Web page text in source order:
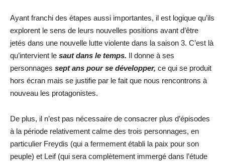
Ayant franchi des étapes aussi importantes, il est logique qu’ils
explorent le sens de leurs nouvelles positions avant d’être
jetés dans une nouvelle lutte violente dans la saison 3. C’est là
qu’intervient le saut dans le temps. Il donne à ses
personnages sept ans pour se développer, ce qui se produit
hors écran mais se justifie par le fait que nous rencontrons à
nouveau les protagonistes.
De plus, il n’est pas nécessaire de consacrer plus d’épisodes
à la période relativement calme des trois personnages, en
particulier Freydis (qui a fermement établi la paix pour son
peuple) et Leif (qui sera complètement immergé dans l’étude